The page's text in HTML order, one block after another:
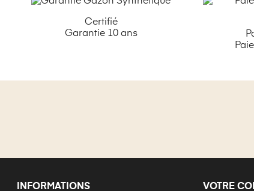
Certifié
Garantie 10 ans
INFORMATIONS VOTRE